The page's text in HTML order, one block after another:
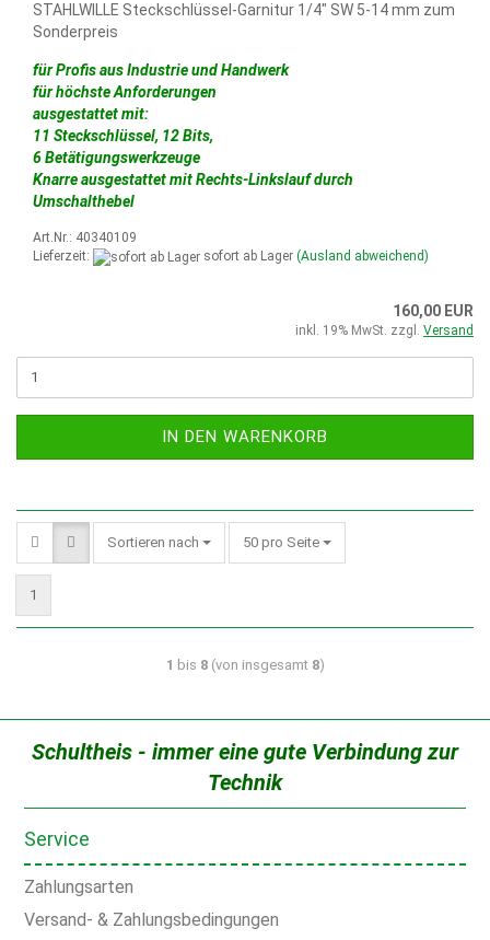
STAHLWILLE Steckschlüssel-Garnitur 1/4" SW 5-14 mm zum
Sonderpreis
für Profis aus Industrie und Handwerk
für höchste Anforderungen
ausgestattet mit:
11 Steckschlüssel, 12 Bits,
6 Betätigungswerkzeuge
Knarre ausgestattet mit Rechts-Linkslauf durch
Umschalthebel
Art.Nr.: 40340109
Lieferzeit:
sofort ab Lager (Ausland abweichend)
160,00 EUR
inkl. 19% MwSt. zzgl. Versand
IN DEN WARENKORB
Sortieren nach 50 pro Seite
1
1 bis 8(von insgesamt 8)
Schultheis - immer eine gute Verbindung zur
Technik
Service
Zahlungsarten
Versand- & Zahlungsbedingungen